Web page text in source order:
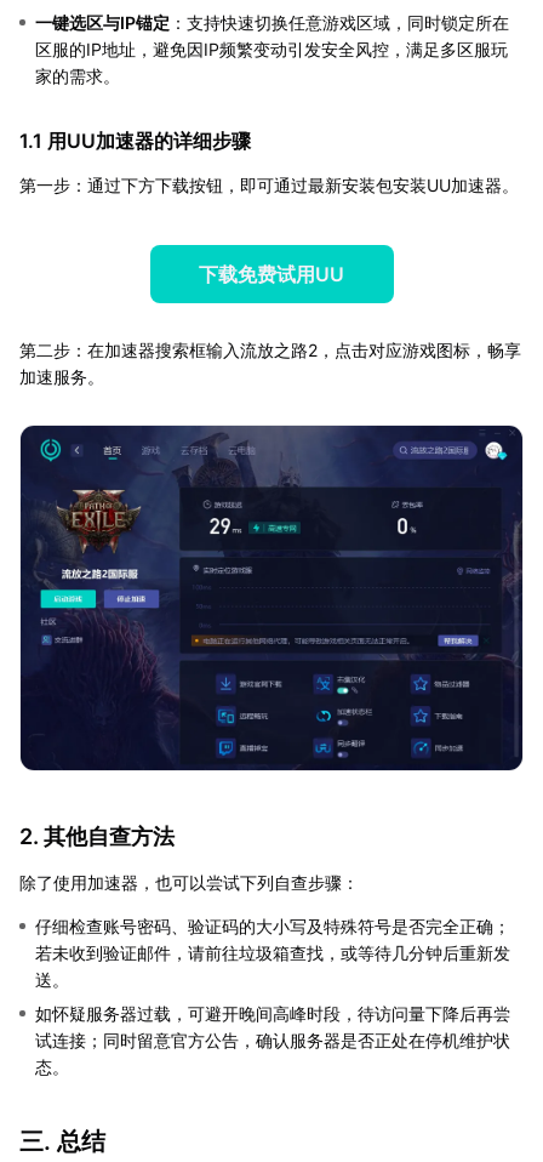
一键选区与IP锚定 ：支持快速切换任意游戏区域，同时锁定所在
区服的IP地址，避免因IP频繁变动引发安全风控，满足多区服玩
家的需求。
1.1 用UU加速器的详细步骤
第一步：通过下方下载按钮，即可通过最新安装包安装UU加速器。
下载免费试用UU
第二步：在加速器搜索框输入流放之路2，点击对应游戏图标，畅享
加速服务。
2. 其他自查方法
除了使用加速器，也可以尝试下列自查步骤：
仔细检查账号密码、验证码的大小写及特殊符号是否完全正确；
若未收到验证邮件，请前往垃圾箱查找，或等待几分钟后重新发
送。
如怀疑服务器过载，可避开晚间高峰时段，待访问量下降后再尝
试连接；同时留意官方公告，确认服务器是否正处在停机维护状
态。
三. 总结